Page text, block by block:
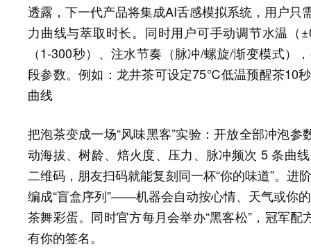
透露，下一代产品将集成AI舌感模拟系统，用户只
力曲线与萃取时长。同时用户可手动调节水温
（1-300秒）、注水节奏（脉冲/螺旋/渐变模式）
段参数。例如：龙井茶可设定75℃低温预醒茶
曲线
把泡茶变成一场“风味黑客”实验：开放全部冲泡
动海拔、树龄、焙火度、压力、脉冲频次 5 条曲
二维码，朋友扫码就能复刻同一杯“你的味道”。
编成“盲盒序列”——机器会自动按心情、天气或你
茶舞彩蛋。同时官方每月会举办“黑客松”，冠军
有你的签名。